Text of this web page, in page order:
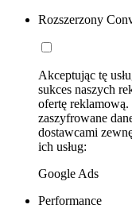
Rozszerzony
Akceptując tę
sukces naszych
ofertę
zaszyfrowane
dostawcami
ich usług:
Google Ads
Performance